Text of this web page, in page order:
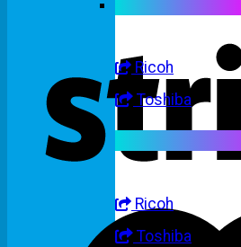
Ricoh
Toshiba
Ricoh
Toshiba